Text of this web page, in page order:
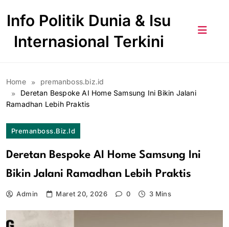
Info Politik Dunia & Isu
Internasional Terkini
Home
premanboss.biz.id
Deretan Bespoke AI Home Samsung Ini Bikin Jalani
Ramadhan Lebih Praktis
Premanboss.biz.id
Deretan Bespoke AI Home Samsung Ini
Bikin Jalani Ramadhan Lebih Praktis
Admin Maret 20, 2026 0 3 Mins